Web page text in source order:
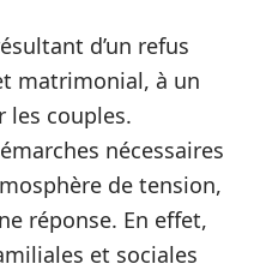
d’un refus
matrimonial, à un
les couples.
nécessaires
de tension,
réponse. En effet,
et sociales